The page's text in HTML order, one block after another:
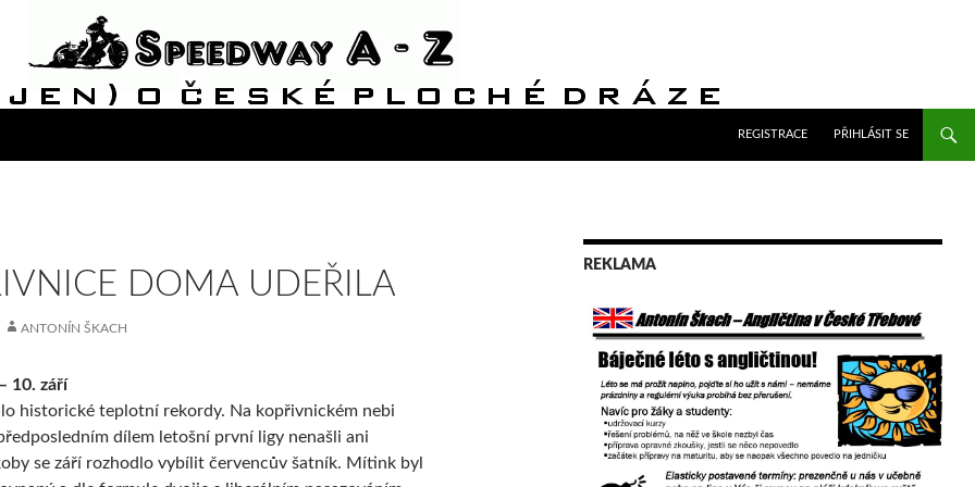
REGISTRACE
PŘIHLÁSIT SE
DOMA UDEŘILA
ANTONÍN ŠKACH
10. září
historické teplotní rekordy. Na kopřivnickém nebi
dílem letošní první ligy nenašli ani
se září rozhodlo vybílit červencův šatník. Mítink byl
REKLAMA